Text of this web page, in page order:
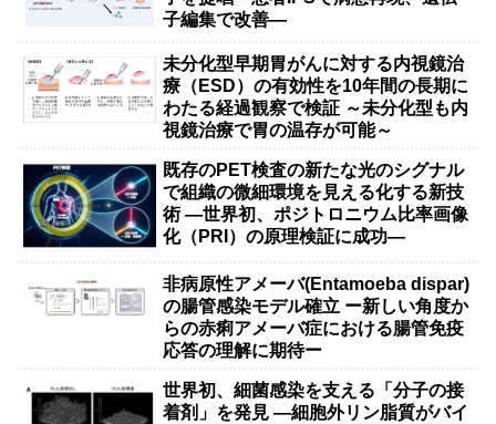
子編集で改善―
未分化型早期胃がんに対する内視鏡治
療（ESD）の有効性を10年間の長期に
わたる経過観察で検証 ～未分化型も内
視鏡治療で胃の温存が可能～
既存のPET検査の新たな光のシグナル
で組織の微細環境を見える化する新技
術 ―世界初、ポジトロニウム比率画像
化（PRI）の原理検証に成功―
非病原性アメーバ(Entamoeba dispar)
の腸管感染モデル確立 ー新しい角度か
らの赤痢アメーバ症における腸管免疫
応答の理解に期待ー
世界初、細菌感染を支える「分子の接
着剤」を発見 ―細胞外リン脂質がバイ